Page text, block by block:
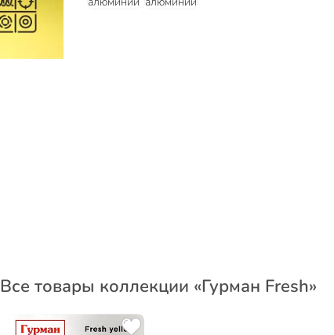
Все товары коллекции «Гурман Fresh»